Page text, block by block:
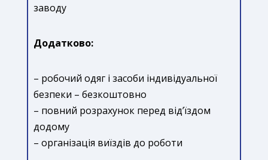
заводу
Додатково:
– робочий одяг і засоби індивідуальної
безпеки – безкоштовно
– повний розрахунок перед від’їздом
додому
– організація виїздів до роботи